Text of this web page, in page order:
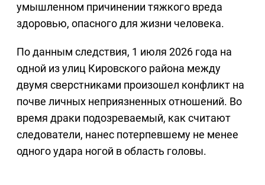
умышленном причинении тяжкого вреда
здоровью, опасного для жизни человека.
По данным следствия, 1 июля 2026 года на
одной из улиц Кировского района между
двумя сверстниками произошел конфликт на
почве личных неприязненных отношений. Во
время драки подозреваемый, как считают
следователи, нанес потерпевшему не менее
одного удара ногой в область головы.